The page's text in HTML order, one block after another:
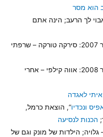
הוא מסר
קילפי – אבוי לך הרעב; הינה אתם
נובמבר 2007, ביטאון ימי שירה במדבר 2007: סירקה טורקה – שרפתי
נובמבר 2008, ביטאון ימי שירה במדבר 2008: אווה קילפי – אחרי
לאגדה
ונכדיו“, הוצאת כרמל,
הכנות לנסיעה
הלנה סינרוו – גלויה; הילדות של מונק וגם של